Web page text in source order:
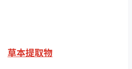
草本提取物